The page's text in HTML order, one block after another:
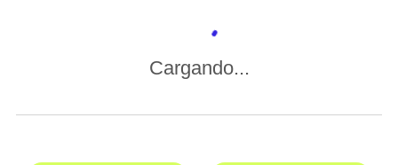
Cargando...